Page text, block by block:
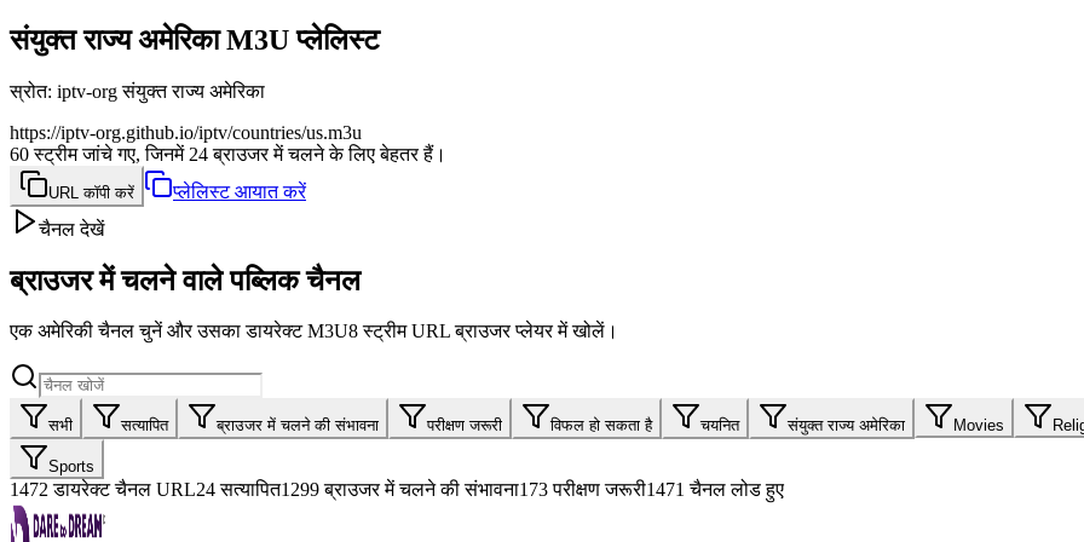
संयुक्त राज्य अमेरिका M3U प्लेलिस्ट
स्रोत: iptv-org संयुक्त राज्य अमेरिका
https://iptv-org.github.io/iptv/countries/us.m3u
60 स्ट्रीम जांचे गए, जिनमें 24 ब्राउजर में चलने के लिए बेहतर हैं।
URL कॉपी करें
प्लेलिस्ट आयात करें
चैनल देखें
ब्राउजर में चलने वाले पब्लिक चैनल
एक अमेरिकी चैनल चुनें और उसका डायरेक्ट M3U8 स्ट्रीम URL ब्राउजर प्लेयर में खोलें।
सभी सत्यापित ब्राउजर में चलने की संभावना परीक्षण जरूरी विफल हो सकता है चयनित संयुक्त राज्य अमेरिका Movies
Sports
1472 डायरेक्ट चैनल URL24 सत्यापित1299 ब्राउजर में चलने की संभावना173 परीक्षण जरूरी1471 चैनल लोड हुए